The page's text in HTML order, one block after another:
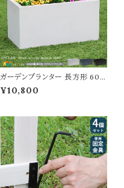
ガーデンプランター 長方形 60c
m幅 グレー ブラック ホワイト 灰
色 黒 白 長方形 幅60cm 奥行
風 石調 植木鉢 鉢植え 長方形
プランター 庭のプランター 水抜
き穴付き マグネシアセメント 菜
園 庭園 花壇 ベランダ
¥10,800